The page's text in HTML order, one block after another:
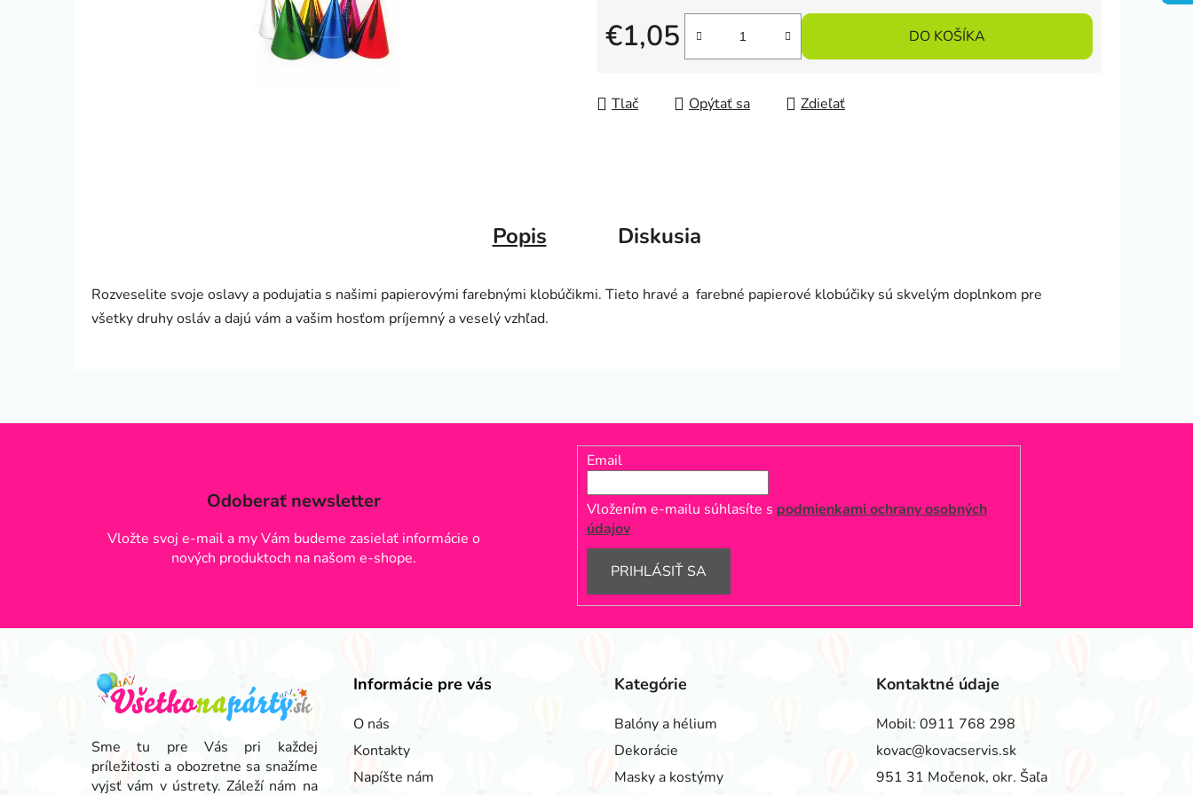
€1,05
Jednotková cena:
DO KOŠÍKA
Tlač Opýtať sa Zdieľať
Popis Diskusia
Rozveselite svoje oslavy a podujatia s našimi papierovými farebnými klobúčikmi. Tieto hravé a farebné papierové klobúčiky sú skvelým doplnkom pre
všetky druhy osláv a dajú vám a vašim hosťom príjemný a veselý vzhľad.
Odoberať newsletter
Vložte svoj e-mail a my Vám budeme zasielať informácie o
nových produktoch na našom e-shope.
Email
Vložením e-mailu súhlasíte s podmienkami ochrany osobných
údajov
PRIHLÁSIŤ SA
Sme tu pre Vás pri každej
príležitosti a obozretne sa snažíme
vyjsť vám v ústrety. Záleží nám na
Informácie pre vás
O nás
Kontakty
Napíšte nám
Kategórie
Balóny a hélium
Dekorácie
Masky a kostýmy
Kontaktné údaje
Mobil: 0911 768 298
kovac@kovacservis.sk
951 31 Močenok, okr. Šaľa